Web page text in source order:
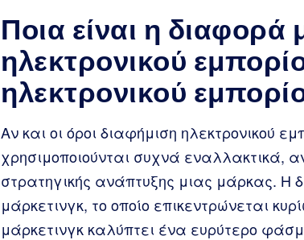
Ποια είναι η διαφορά
ηλεκτρονικού
ηλεκτρονικού
Αν και οι όροι διαφήμιση ηλεκτρονικού
χρησιμοποιούνται συχνά εναλλακτικά,
στρατηγικής ανάπτυξης μιας μάρκας. Η
μάρκετινγκ, το οποίο επικεντρώνεται
μάρκετινγκ καλύπτει ένα ευρύτερο